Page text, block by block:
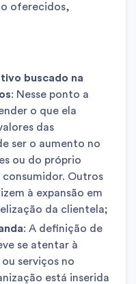
oferecidos,
buscado na
: Nesse ponto a
o que ela
das
ser o aumento no
ou do próprio
Outros
à expansão em
da clientela;
: A definição de
se atentar à
serviços no
está inserida